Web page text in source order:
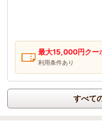
最大15,000円クー
利用条件あり
すべて